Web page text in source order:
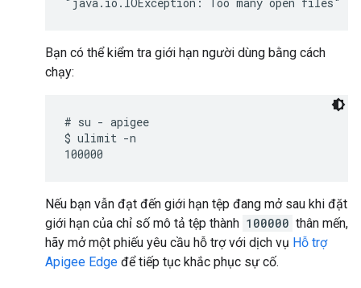
Bạn có thể kiểm tra giới hạn người dùng bằng cách
chạy:
# su - apigee
$ ulimit -n
Nếu bạn vẫn đạt đến giới hạn tệp đang mở sau khi đặt
giới hạn của chỉ số mô tả tệp thành 100000 thân mến,
hãy mở một phiếu yêu cầu hỗ trợ với dịch vụ Hỗ trợ
Apigee Edge để tiếp tục khắc phục sự cố.